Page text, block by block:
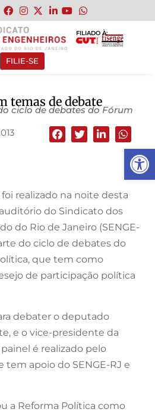
Abrir
FILIADO À:
FILIE-SE
temas de debate
ciclo de debates do Fórum
realizado na noite desta
do Sindicato dos
do Rio de Janeiro (SENGE-
do ciclo de debates do
que tem como
de participação política
debater o deputado
e o vice-presidente da
é realizado pelo
tem apoio do SENGE-RJ e
a Reforma Política como